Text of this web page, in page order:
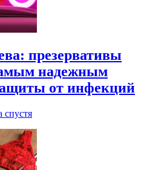
презервативы
надежным
от инфекций
спустя